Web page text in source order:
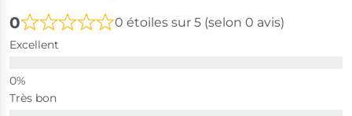
0 0 étoiles sur 5 (selon 0 avis)
Excellent
Très bon